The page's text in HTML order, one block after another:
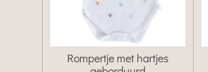
Rompertje met hartjes